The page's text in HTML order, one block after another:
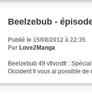
Beelzebub -
Publié le 15/08/2012 à 22:35
Par Love2Manga
Beelzebub 49 vf/vostfr :
Occident Il vous ai possible de